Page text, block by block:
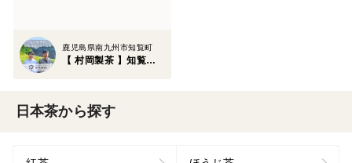
鹿児島県南九州市知覧町
【 村岡製茶 】知覧後岳銘茶
日本茶から探す